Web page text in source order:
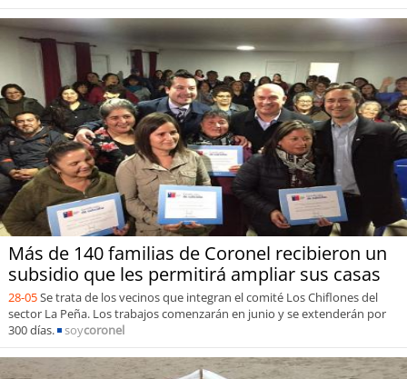
Más de 140 familias de Coronel recibieron un
subsidio que les permitirá ampliar sus casas
28-05Se trata de los vecinos que integran el comité Los Chiflones del
sector La Peña. Los trabajos comenzarán en junio y se extenderán por
300 días.
soycoronel